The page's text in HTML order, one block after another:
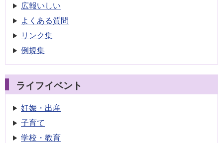
広報いしい
よくある質問
リンク集
例規集
ライフイベント
妊娠・出産
子育て
学校・教育